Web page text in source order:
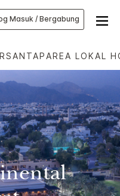
Masuk / Bergabung
AREA LOKAL